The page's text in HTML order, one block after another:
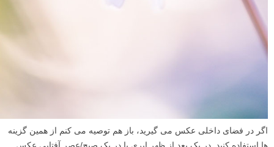
اگر در فضای داخلی عکس می گیرید، باز هم توصیه می کنم از همین گزینه